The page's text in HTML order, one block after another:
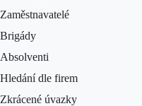
Zaměstnavatelé
Brigády
Absolventi
Hledání dle firem
Zkrácené úvazky